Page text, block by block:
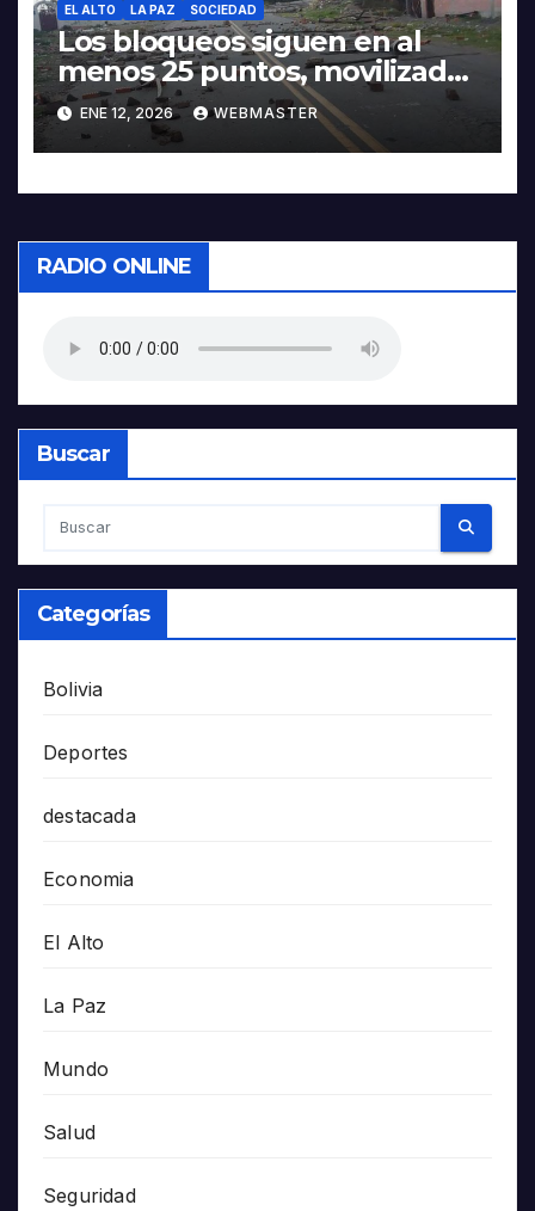
EL ALTO LA PAZ SOCIEDAD
Los bloqueos siguen en al
menos 25 puntos, movilizados
piden abrogación del 5503 en
la Gaceta
ENE 12, 2026 WEBMASTER
RADIO ONLINE
Buscar
Categorías
Bolivia
Deportes
destacada
Economia
El Alto
La Paz
Mundo
Salud
Seguridad